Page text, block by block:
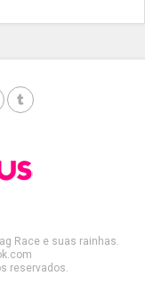
Race e suas rainhas.
reservados.